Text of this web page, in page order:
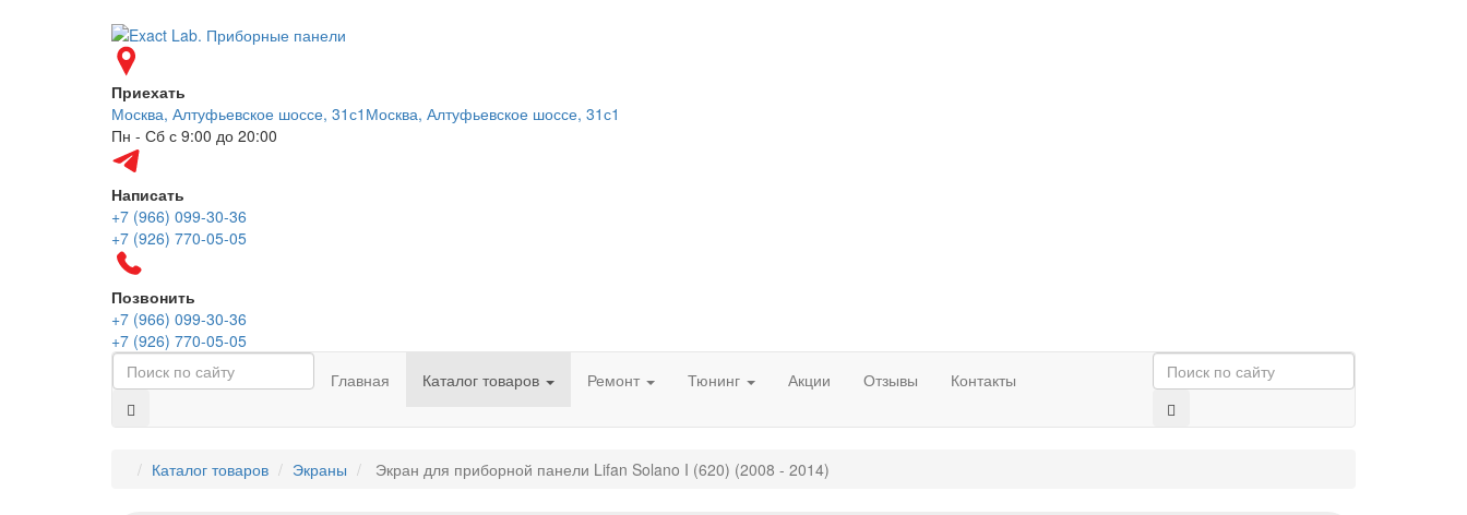
Приехать
Москва, Алтуфьевское шоссе, 31с1 Москва, Алтуфьевское шоссе, 31с1
Пн - Сб с 9:00 до 20:00
Написать
+7 (966) 099-30-36
+7 (926) 770-05-05
Позвонить
+7 (966) 099-30-36
+7 (926) 770-05-05
Главная
Каталог товаров Ремонт Тюнинг Акции Отзывы Контакты
Каталог товаров Экраны Экран для приборной панели Lifan Solano I (620) (2008 - 2014)